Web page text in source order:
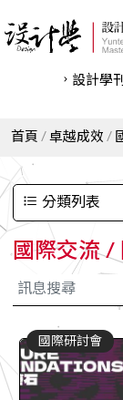
設計學
首頁 卓越成效
分類列表
國際交流 /
國際研討會